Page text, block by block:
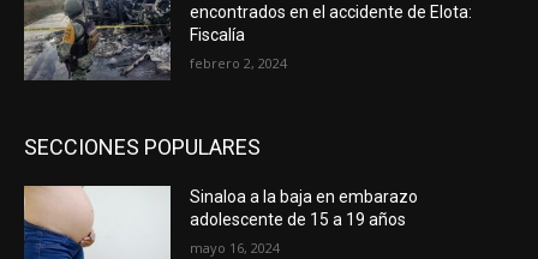
encontrados en el accidente de Elota:
Fiscalía
febrero 2, 2024
SECCIONES POPULARES
Sinaloa a la baja en embarazo
adolescente de 15 a 19 años
mayo 16, 2024